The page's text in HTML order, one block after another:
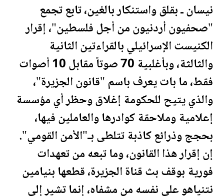
نيسان ـ بقلق واستنكار بالغين، تابع تجمع
"صحفيون أردنيون من أجلفلسطين"، إقرار
الكنيست الإسرائيلي بالقراءتين الثانية
والثالثة، وبأغلبية 70 صوتاً مقابل 10 أصوات
فقط، ما بات يعرف باسم "قانون الجزيرة"،
والذي يتيح للحكومة إغلاق وحظر أي مؤسسة
إعلامية وملاحقة كوادرها والعاملين فيها،
بحجج وذرائع كاذبة تتلطى بـ"الأمن القومي".
إن إقرار هذا القانون، وما تبعه من تعهدات
فورية بوقف بث قناة الجزيرة، قطعها بنيامين
نتنياهو على نفسه من مشفاه، إنما تشير إلى